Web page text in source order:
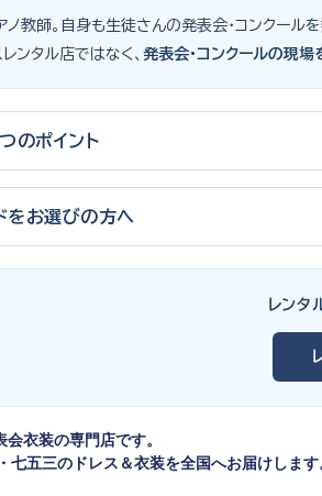
師。自身も生徒さんの発表会・コンクールを
ンタル店ではなく、 発表会・コンクールの現
のポイント
ンクールの舞台は、お子様にとって特別な一
イズにぴったり合う衣装が何よりお子様を輝
は意外と色味が飛んで見えます。ネイビー・
ックなトーン、バイオリンやソロ演奏なら華
をお選びの方へ
レンタ
衣装の専門店です。
五三のドレス＆衣装を全国へお届けします